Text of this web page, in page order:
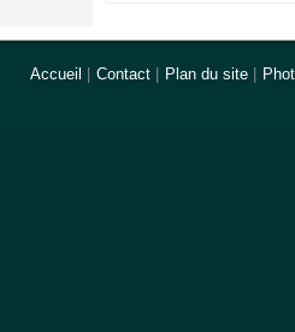
Accueil Contact Plan du site